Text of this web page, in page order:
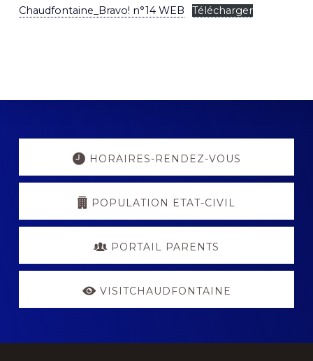
Chaudfontaine_Bravo! n°14 WEB Télécharger
Explore
HORAIRES-RENDEZ-VOUS
POPULATION ETAT-CIVIL
PORTAIL PARENTS
VISITCHAUDFONTAINE